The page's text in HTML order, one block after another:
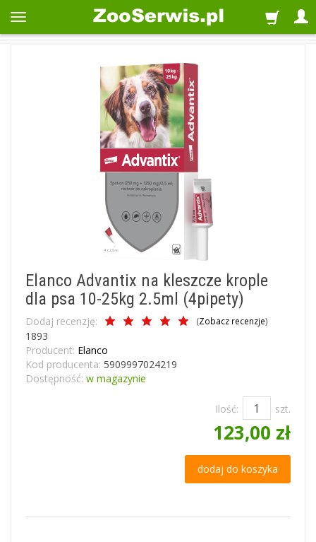
Elanco Advantix na kleszcze krople
dla psa 10-25kg 2.5ml (4pipety)
Dodaj recenzję: (Zobacz recenzje)
1893
Producent: Elanco
Kod producenta: 5909997024219
Dostępność: w magazynie
Ilość: szt.
123,00 zł
dodaj do koszyka